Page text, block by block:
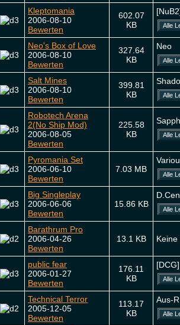
Kleptomania
2006-08-10
Bewerten
602.07
KB
Neo's Box of Love
2006-08-10
Bewerten
327.64
KB
Neo
Salt Mines
2006-08-10
Bewerten
399.81
KB
Robotech Arena
2(No Ship Mod)
2006-08-05
Bewerten
225.58
KB
Pyromania Set
2006-06-10
Bewerten
7.03 MB
Big Singleplay
2006-06-06
Bewerten
15.86 KB
Barathrum Pro
2006-04-26
Bewerten
13.1 KB Keine
public fear
2006-01-27
Bewerten
176.11
KB
Technical Terror
2005-12-05
Bewerten
113.17
KB
Aus-